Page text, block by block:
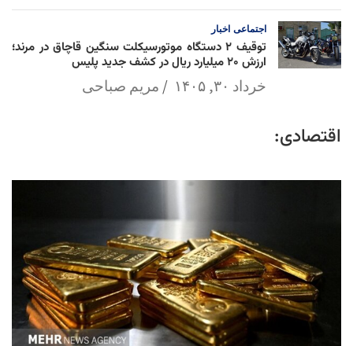
اجتماعی اخبار
توقیف ۲ دستگاه موتورسیکلت سنگین قاچاق در مرند؛
ارزش ۲۰ میلیارد ریال در کشف جدید پلیس
خرداد ۳۰, ۱۴۰۵ مریم صباحی
اقتصادی: